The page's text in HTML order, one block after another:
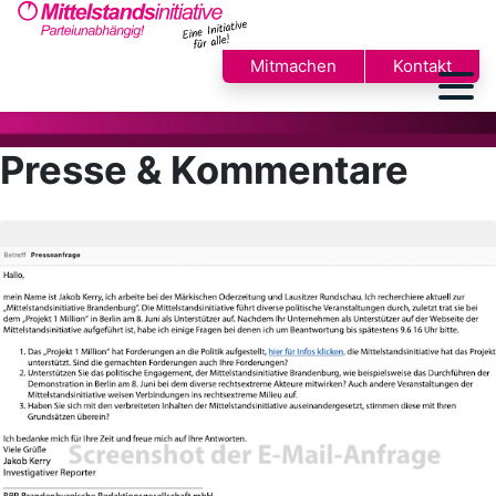
Mitmachen Kontakt
Presse & Kommentare